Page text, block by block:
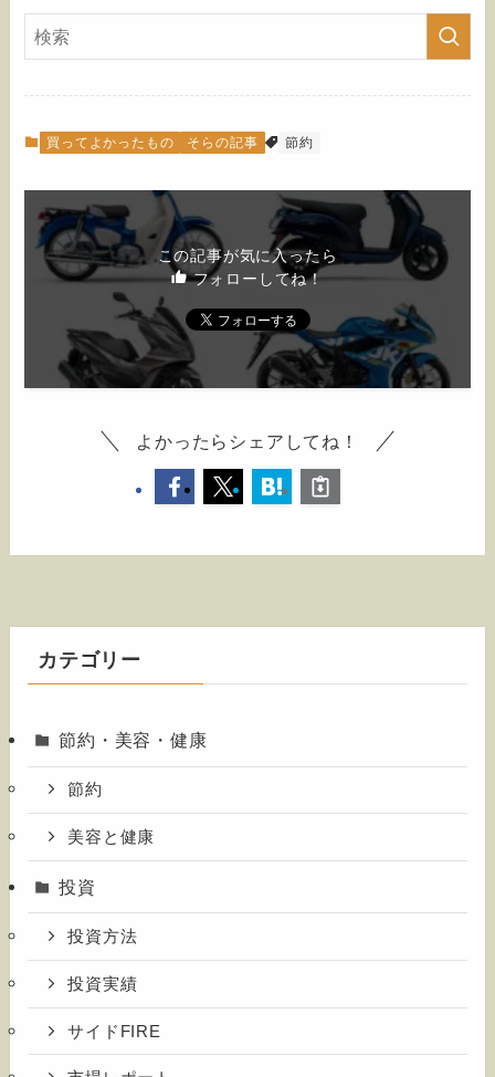
買ってよかったもの そらの記事 節約
この記事が気に入ったら
フォローしてね！
よかったらシェアしてね！
カテゴリー
節約・美容・健康
節約
美容と健康
投資
投資方法
投資実績
サイドFIRE